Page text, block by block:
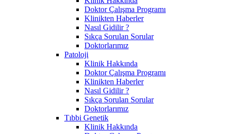
Doktor Çalışma Programı
Klinikten Haberler
Nasıl Gidilir ?
Sıkça Sorulan Sorular
Doktorlarımız
Patoloji
Klinik Hakkında
Doktor Çalışma Programı
Klinikten Haberler
Nasıl Gidilir ?
Sıkça Sorulan Sorular
Doktorlarımız
Tıbbi Genetik
Klinik Hakkında